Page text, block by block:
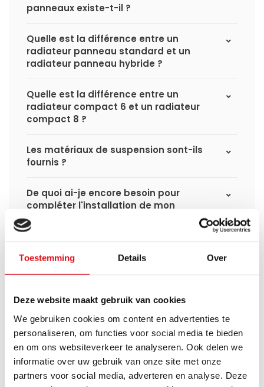
Toestemming Details Over
Deze website maakt gebruik van cookies
We gebruiken cookies om content en advertenties te
personaliseren, om functies voor social media te bieden
en om ons websiteverkeer te analyseren. Ook delen we
informatie over uw gebruik van onze site met onze
partners voor social media, adverteren en analyse. Deze
panneaux existe-t-il ?
Quelle est la différence entre un
radiateur panneau standard et un
radiateur panneau hybride ?
Quelle est la différence entre un
radiateur compact 6 et un radiateur
compact 8 ?
Les matériaux de suspension sont-ils
fournis ?
De quoi ai-je encore besoin pour
compléter l'installation de mon
radiateur ?
choisir ?
thermostatique intelligente aux
radiateurs à panneaux de
Radiator‑Outlet ?
Comment calculer la capacité
nécessaire pour ma pièce ?